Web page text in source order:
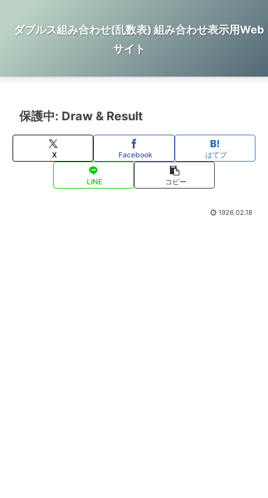
ダブルス組み合わせ(乱数表) 組み合わせ表示用Web
サイト
保護中: Draw & Result
X Facebook はてブ
LINE コピー
1926.02.18